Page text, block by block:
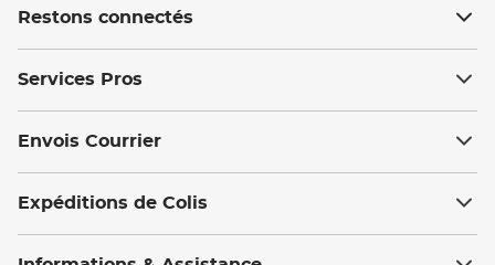
Restons connectés
Services Pros
Envois Courrier
Expéditions de Colis